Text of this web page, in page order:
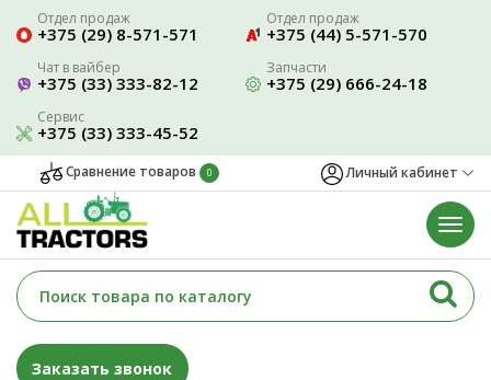
Отдел продаж
+375 (29) 8-571-571
Отдел продаж
+375 (44) 5-571-570
Чат в вайбер
+375 (33) 333-82-12
Запчасти
+375 (29) 666-24-18
Сервис
+375 (33) 333-45-52
Сравнение товаров 0 Личный кабинет
Заказать звонок